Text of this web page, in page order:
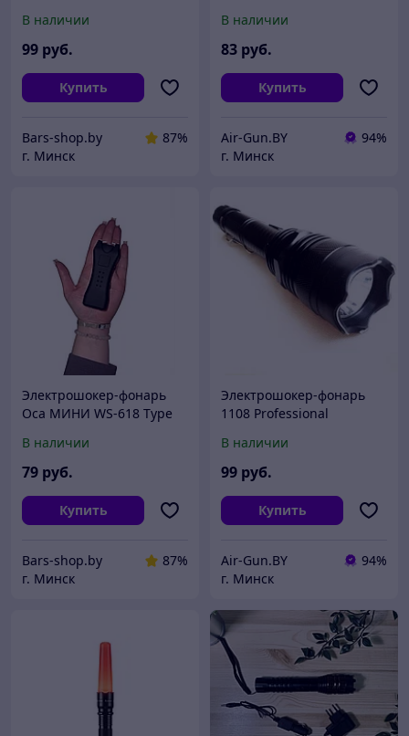
В наличии
99 руб.
Купить
Bars-shop.by
87%
г. Минск
В наличии
83 руб.
Купить
Air-Gun.BY
94%
г. Минск
Электрошокер-фонарь
Оса МИНИ WS-618 Type
В наличии
79 руб.
Купить
Bars-shop.by
87%
г. Минск
Электрошокер-фонарь
1108 Professional
В наличии
99 руб.
Купить
Air-Gun.BY
94%
г. Минск